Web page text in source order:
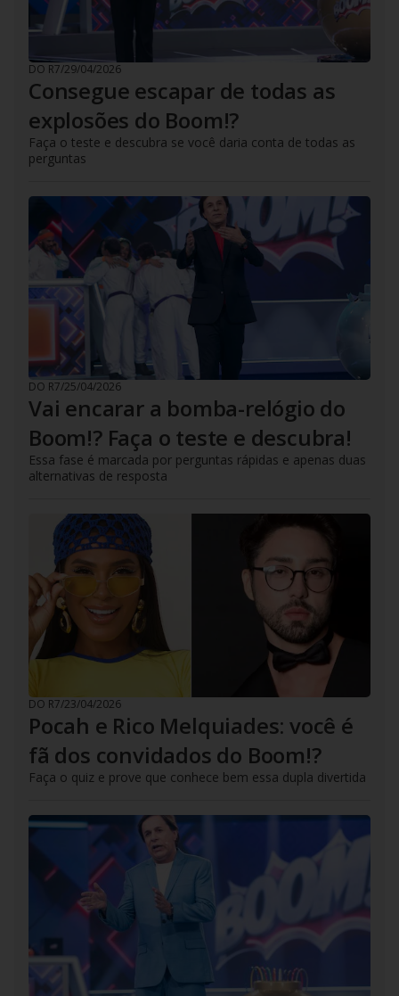
DO R7/29/04/2026
Consegue escapar de todas as
explosões do Boom!?
Faça o teste e descubra se você daria conta de todas as
perguntas
DO R7/25/04/2026
Vai encarar a bomba-relógio do
Boom!? Faça o teste e descubra!
Essa fase é marcada por perguntas rápidas e apenas duas
alternativas de resposta
DO R7/23/04/2026
Pocah e Rico Melquiades: você é
fã dos convidados do Boom!?
Faça o quiz e prove que conhece bem essa dupla divertida